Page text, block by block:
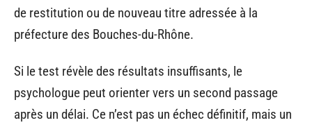
de restitution ou de nouveau titre adressée à la
préfecture des Bouches-du-Rhône.
Si le test révèle des résultats insuffisants, le
psychologue peut orienter vers un second passage
après un délai. Ce n’est pas un échec définitif, mais un